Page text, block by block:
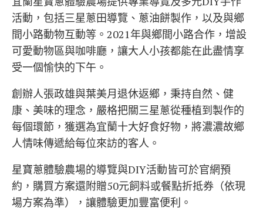
活動，包括三星蔥田導覽、蔥油餅製作，以及與鄉
間小路動物互動等。2021年與鄉間小路合作，增設
可愛動物區與咖啡廳，讓大人小孩都能在此盡情享
受一個愉快的下午。
創辦人張政雄與葉美月退休返鄉，秉持自然、健
康、美味的理念，嚴格把關三星蔥從種植到製作的
每個環節，獲選為宜蘭十大好食好物，將濃濃故鄉
人情味傳遞給每位來訪的客人。
星寶蔥體驗農場的導覽與DIY活動皆可於官網預
約，購買方案還附贈50元飼料或餐點折抵券（依現
場方案為準），讓體驗更加豐富便利。